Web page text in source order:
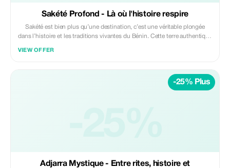
Sakété Profond - Là où l'histoire respire
Sakété est bien plus qu’une destination, c’est une véritable plongée
dans l’histoire et les traditions vivantes du Bénin. Cette terre authentique
VIEW OFFER
-25% Plus
Adjarra Mystique - Entre rites, histoire et